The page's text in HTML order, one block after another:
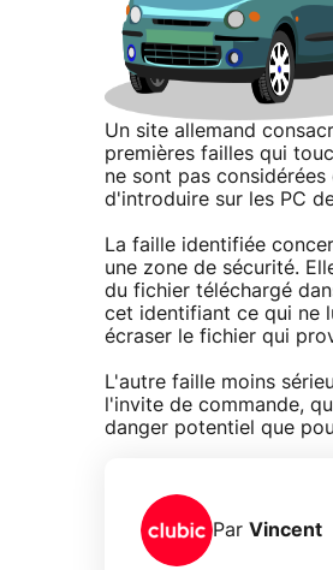
Un site allemand
premières failles qui
ne sont pas
d'introduire sur les PC
La faille identifiée
une zone de sécurité.
du fichier téléchargé
cet identifiant ce qui ne
écraser le fichier qui
L'autre faille moins
l'invite de commande,
danger potentiel que
Par Vincent